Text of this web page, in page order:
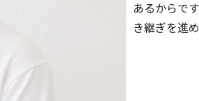
あるからで
き継ぎを進